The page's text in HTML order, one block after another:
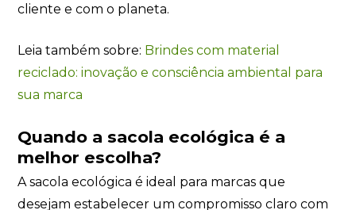
cliente e com o planeta.
Leia também sobre: Brindes com material
reciclado: inovação e consciência ambiental para
sua marca
Quando a sacola ecológica é a
melhor escolha?
A sacola ecológica é ideal para marcas que
desejam estabelecer um compromisso claro com